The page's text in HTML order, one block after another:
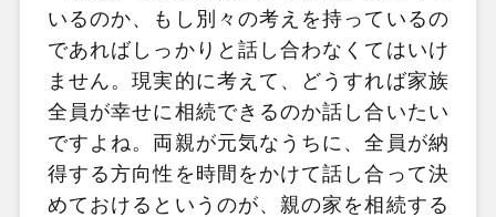
いるのか、もし別々の考えを持っているの
であればしっかりと話し合わなくてはいけ
ません。現実的に考えて、どうすれば家族
全員が幸せに相続できるのか話し合いたい
ですよね。両親が元気なうちに、全員が納
得する方向性を時間をかけて話し合って決
めておけるというのが、親の家を相続する